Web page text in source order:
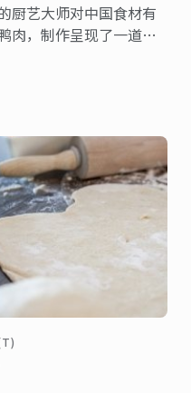
厨艺大师对中国食材有
肉，制作呈现了一道有